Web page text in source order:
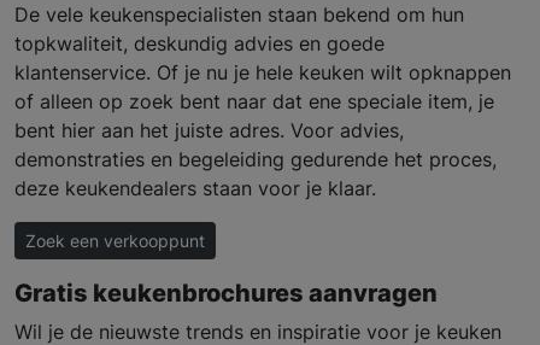
De vele keukenspecialisten staan bekend om hun
topkwaliteit, deskundig advies en goede
klantenservice. Of je nu je hele keuken wilt opknappen
of alleen op zoek bent naar dat ene speciale item, je
bent hier aan het juiste adres. Voor advies,
demonstraties en begeleiding gedurende het proces,
deze keukendealers staan voor je klaar.
Zoek een verkooppunt
Gratis keukenbrochures aanvragen
Wil je de nieuwste trends en inspiratie voor je keuken